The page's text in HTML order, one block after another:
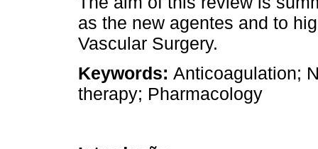
as the new agentes and to
Vascular Surgery.
Keywords: Anticoagulation;
therapy; Pharmacology